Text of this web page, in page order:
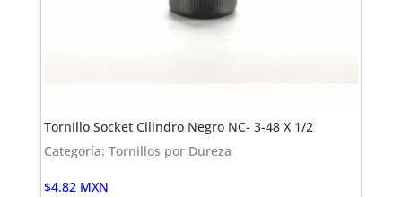
Tornillo Socket Cilindro Negro NC- 3-48 X 1/2
Categoría: Tornillos por Dureza
$4.82 MXN